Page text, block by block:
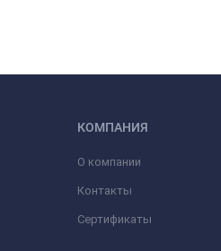
КОМПАНИЯ
О компании
Контакты
Сертификаты